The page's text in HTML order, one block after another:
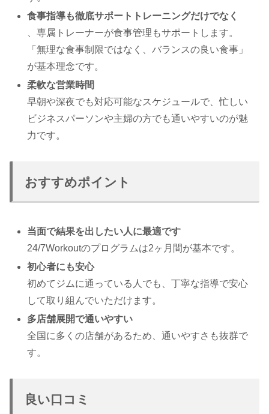
食事指導も徹底サポートトレーニングだけでなく
、専属トレーナーが食事管理もサポートします。
「無理な食事制限ではなく、バランスの良い食事」
が基本理念です。
柔軟な営業時間
早朝や深夜でも対応可能なスケジュールで、忙しい
ビジネスパーソンや主婦の方でも通いやすいのが魅
力です。
おすすめポイント
当面で結果を出したい人に最適です
24/7Workoutのプログラムは2ヶ月間が基本です。
初心者にも安心
初めてジムに通っている人でも、丁寧な指導で安心
して取り組んでいただけます。
多店舗展開で通いやすい
全国に多くの店舗があるため、通いやすさも抜群で
す。
良い口コミ